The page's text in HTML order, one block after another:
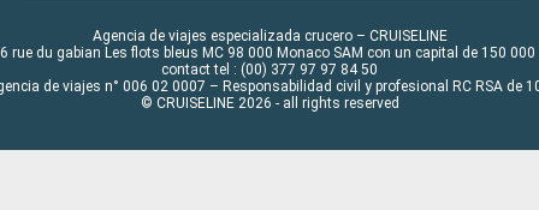
Agencia de viajes especializada crucero – CRUISELINE
rue du gabian Les flots bleus MC 98 000 Monaco SAM con un capital de 150 000
contact tel : (00) 377 97 97 84 50
de viajes n° 006 02 0007 – Responsabilidad civil y profesional RC RSA de
© CRUISELINE 2026 - all rights reserved